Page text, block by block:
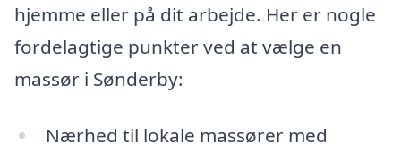
hjemme eller på dit arbejde. Her er nogle
fordelagtige punkter ved at vælge en
massør i Sønderby:
Nærhed til lokale massører med